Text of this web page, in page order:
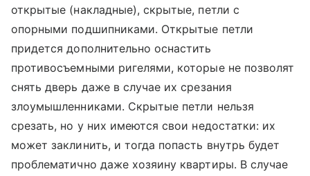
открытые (накладные), скрытые, петли с
опорными подшипниками. Открытые петли
придется дополнительно оснастить
противосъемными ригелями, которые не позволят
снять дверь даже в случае их срезания
злоумышленниками. Скрытые петли нельзя
срезать, но у них имеются свои недостатки: их
может заклинить, и тогда попасть внутрь будет
проблематично даже хозяину квартиры. В случае